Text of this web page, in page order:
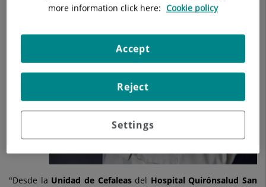
"Desde la Unidad de Cefaleasdel Hospital Quirónsalud San
more information click here: Cookie policy
Settings
Reject
Accept